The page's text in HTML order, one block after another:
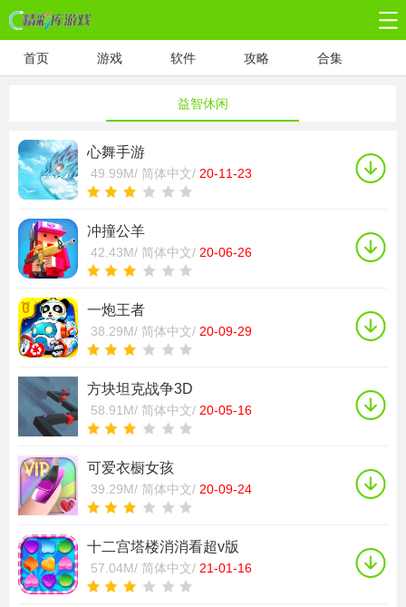
首页 游戏 软件 攻略 合集
益智休闲
心舞手游
49.99M/ 简体中文/ 20-11-23
冲撞公羊
42.43M/ 简体中文/ 20-06-26
一炮王者
38.29M/ 简体中文/ 20-09-29
方块坦克战争3D
58.91M/ 简体中文/ 20-05-16
可爱衣橱女孩
39.29M/ 简体中文/ 20-09-24
十二宫塔楼消消看超v版
57.04M/ 简体中文/ 21-01-16